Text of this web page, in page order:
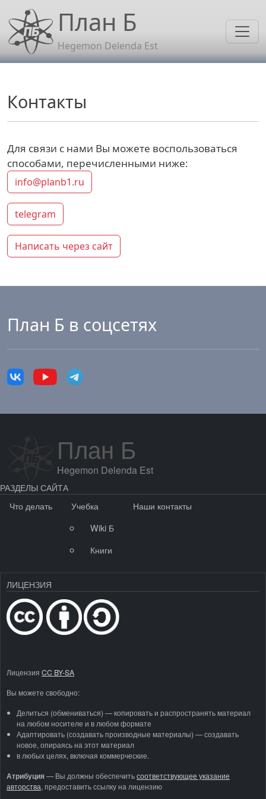
Перейти к основному содержанию
План Б
Hegemon Delenda Est
Контакты
Для связи с нами Вы можете воспользоваться
способами, перечисленными ниже:
info@planb1.ru
telegram
Написать через сайт
План Б в соцсетях
План Б
Hegemon Delenda Est
РАЗДЕЛЫ САЙТА
Что делать
Учебка
Wiki Б
Книги
Наши контакты
ЛИЦЕНЗИЯ
Лицензия CC BY-SA
Вы можете свободно:
Делиться (обмениваться) — копировать и распространять материал
на любом носителе и в любом формате
Адаптировать (создавать производные материалы) — создавать
новое, опираясь на этот материал
в любых целях, включая коммерческие.
Атрибуция—Вы должны обеспечитьсоответствующее указание
авторства, предоставить ссылку на лицензию